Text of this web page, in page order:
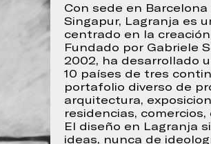
Con sede en
Singapur, Lagranja es
centrado en la
Fundado por Gabriele
2002, ha desarrollado
10 países de tres
portafolio diverso de
arquitectura,
residencias,
El diseño en Lagranja
ideas, nunca de